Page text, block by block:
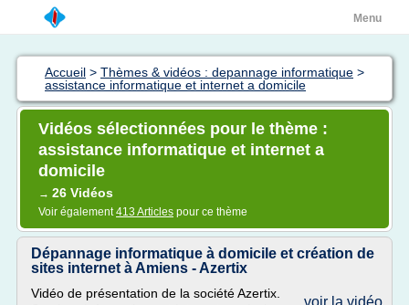
Menu
Accueil > Thèmes & vidéos : depannage informatique >
assistance informatique et internet a domicile
Vidéos sélectionnées pour le thème :
assistance informatique et internet a
domicile
→ 26 Vidéos
Voir également413 Articles pour ce thème
Dépannage informatique à domicile et création de
sites internet à Amiens - Azertix
voir la vidéo
Vidéo de présentation de la société Azertix.